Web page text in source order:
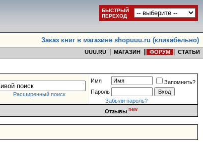
БЫСТРЫЙ
ПЕРЕХОД
Заказ книг в магазине shopuuu.ru (кликабельно)
UUU.RU МАГАЗИН ФОРУМ СТАТЬИ
Расширенный поиск
Имя
Запомнить?
Пароль
Забыли пароль?
Отзывы new